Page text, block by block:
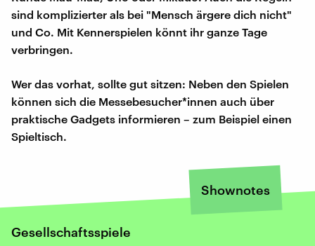
sind komplizierter als bei "Mensch ärgere dich nicht"
und Co. Mit Kennerspielen könnt ihr ganze Tage
verbringen.
Wer das vorhat, sollte gut sitzen: Neben den Spielen
können sich die Messebesucher*innen auch über
praktische Gadgets informieren – zum Beispiel einen
Spieltisch.
Shownotes
Gesellschaftsspiele